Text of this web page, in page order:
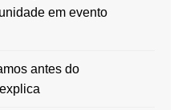
em evento
antes do